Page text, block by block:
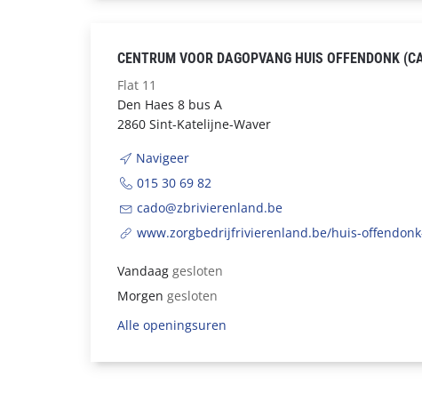
CENTRUM VOOR DAGOPVANG HUIS OFFENDONK
Flat 11
Den Haes 8 bus A
2860 Sint-Katelijne-Waver
Navigeer
015 30 69 82
cado@zbrivierenland.be
www.zorgbedrijfrivierenland.be/huis-
Vandaag gesloten
Morgen gesloten
Alle openingsuren